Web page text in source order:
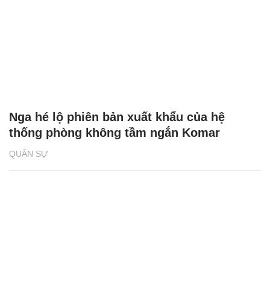
QUÂN SỰ
Nga hé lộ phiên bản xuất khẩu của hệ
thống phòng không tầm ngắn Komar